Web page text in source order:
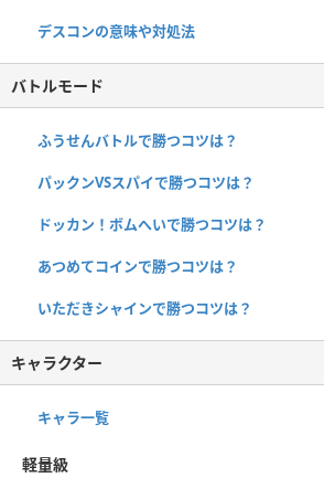
デスコンの意味や対処法
バトルモード
ふうせんバトルで勝つコツは？
パックンVSスパイで勝つコツは？
ドッカン！ボムへいで勝つコツは？
あつめてコインで勝つコツは？
いただきシャインで勝つコツは？
キャラクター
キャラ一覧
軽量級